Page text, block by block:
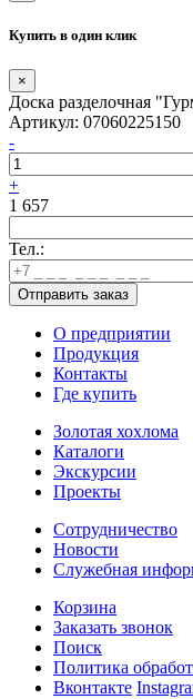
Купить в один клик
×
Доска разделочная
Артикул: 07060225150
-
+
1 657
Тел.:
О предприятии
Продукция
Контакты
Где купить
Золотая хохлома
Каталоги
Экскурсии
Проекты
Сотрудничество
Новости
Служебная
Корзина
Заказать звонок
Поиск
Политика
Вконтакте